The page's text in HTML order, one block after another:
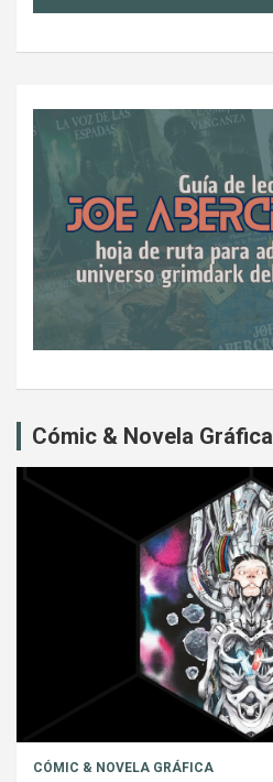
Cómic & Novela Gráfica
CÓMIC & NOVELA GRÁFICA